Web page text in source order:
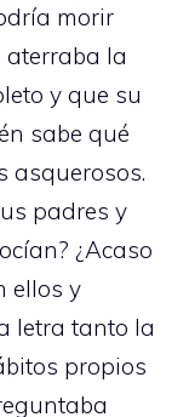
morir
aterraba la
y que su
sabe qué
asquerosos.
padres y
¿Acaso
ellos y
letra tanto la
propios